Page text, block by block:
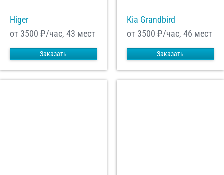
Higer
от 3500 ₽/час, 43 мест
Заказать
Kia Grandbird
от 3500 ₽/час, 46 мест
Заказать